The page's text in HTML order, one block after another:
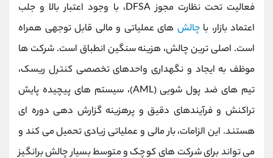
فعالیت تحت نظارت مجوز DFSA، با وجود اعتبار بالا و جلب
اعتماد بازار، باچالش ‌های عملیاتی و مالی قابل توجهی همراه
است. اصلی ‌ترین چالش، هزینه سنگین انطباق است. شرکت ‌ها
موظف به ایجاد و نگهداری واحدهای تخصصی کنترل ریسک،
تیم‌ های ضد پول ‌شویی (AML)، سیستم ‌های پیچیده پایش
تراکنش و فرآیندهای دقیق و پرهزینه گزارش‌ دهی دوره‌ ای
هستند. این الزامات، بار مالی و عملیاتی زیادی تحمیل می‌ کند و
می ‌تواند برای شرکت‌ های کوچک و متوسط بسیار چالش ‌برانگیز